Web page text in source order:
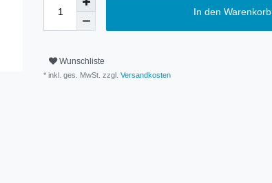
In den Warenkorb
Wunschliste
* inkl. ges. MwSt. zzgl. Versandkosten